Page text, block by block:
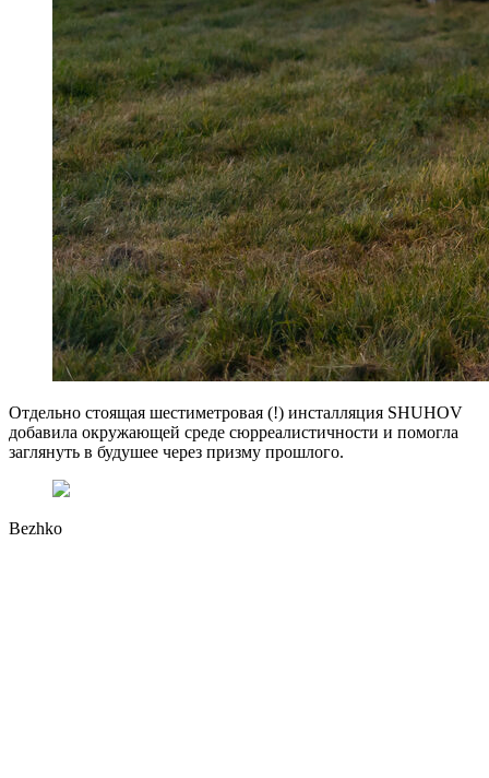
Отдельно стоящая шестиметровая (!) инсталляция SHUHOV
добавила окружающей среде сюрреалистичности и помогла
заглянуть в будушее через призму прошлого.
Bezhko